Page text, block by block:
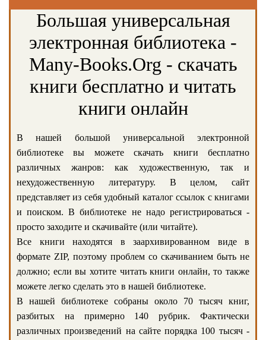
Большая универсальная
электронная библиотека -
Many-Books.Org - скачать
книги бесплатно и читать
книги онлайн
В нашей большой универсальной электронной
библиотеке вы можете скачать книги бесплатно
различных жанров: как художественную, так и
нехудожественную литературу. В целом, сайт
представляет из себя удобный каталог ссылок с книгами
и поиском. В библиотеке не надо регистрироваться -
просто заходите и скачивайте (или читайте).
Все книги находятся в заархивированном виде в
формате ZIP, поэтому проблем со скачиванием быть не
должно; если вы хотите читать книги онлайн, то также
можете легко сделать это в нашей библиотеке.
В нашей библиотеке собраны около 70 тысяч книг,
разбитых на примерно 140 рубрик. Фактически
различных произведений на сайте порядка 100 тысяч -